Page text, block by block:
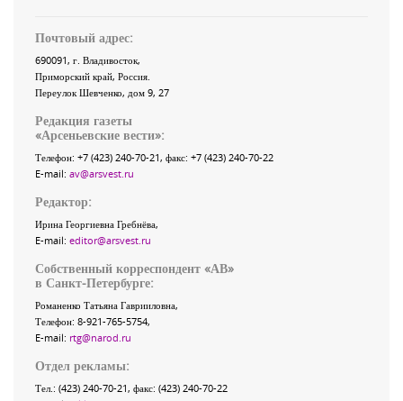
Почтовый адрес:
690091, г. Владивосток,
Приморский край, Россия
Переулок Шевченко, дом 9, 27
Редакция газеты
«Арсеньевские вести»:
Телефон: +7 (423) 240-70-21, факс: +7 (423) 240-70-22
E-mail: av@arsvest.ru
Редактор:
Ирина Георгиевна Гребнёва,
E-mail: editor@arsvest.ru
Собственный корреспондент «АВ»
в Санкт-Петербурге:
Романенко Татьяна Гаврииловна,
Телефон: 8-921-765-5754,
E-mail: rtg@narod.ru
Отдел рекламы:
Тел.: (423) 240-70-21, факс: (423) 240-70-22